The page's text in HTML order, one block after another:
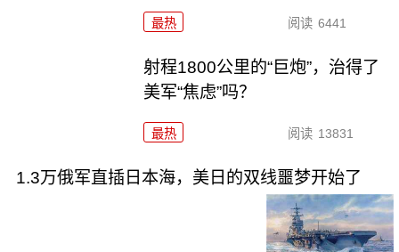
最热 阅读 6441
射程1800公里的“巨炮”，治得了
美军“焦虑”吗？
最热 阅读 13831
1.3万俄军直插日本海，美日的双线噩梦开始了